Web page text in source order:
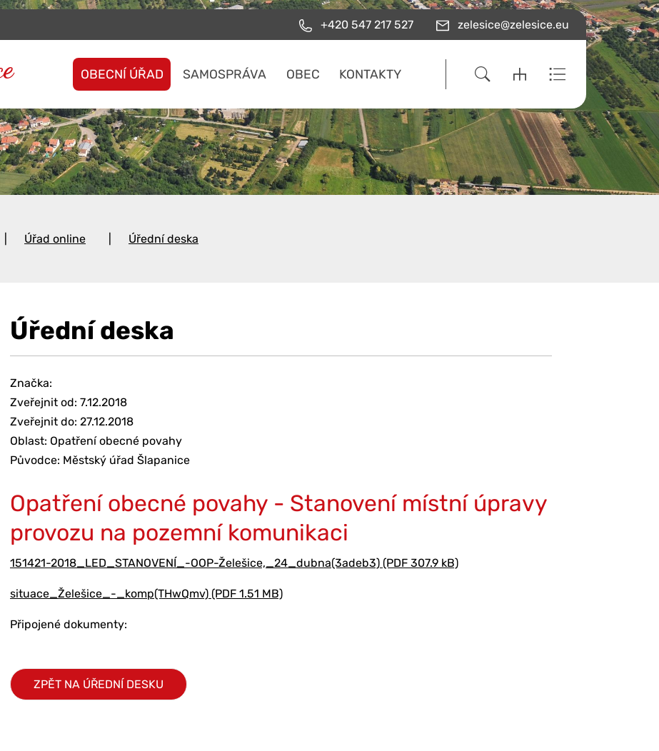
+420 547 217 527 zelesice@zelesice.eu
OBECNÍ ÚŘAD SAMOSPRÁVA OBEC KONTAKTY
Úřad online Úřední deska
Úřední deska
Značka:
Zveřejnit od: 7.12.2018
Zveřejnit do: 27.12.2018
Oblast: Opatření obecné povahy
Původce: Městský úřad Šlapanice
Opatření obecné povahy - Stanovení místní úpravy
provozu na pozemní komunikaci
151421-2018_LED_STANOVENÍ_-OOP-Želešice,_24_dubna(3adeb3) (PDF 307.9 kB)
situace_Želešice_-_komp(THwQmv) (PDF 1.51 MB)
Připojené dokumenty:
ZPĚT NA ÚŘEDNÍ DESKU